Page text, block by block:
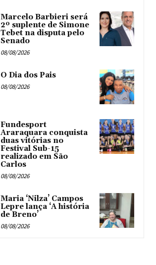
Marcelo Barbieri será
2º suplente de Simone
Tebet na disputa pelo
Senado
08/08/2026
O Dia dos Pais
08/08/2026
Fundesport
Araraquara conquista
duas vitórias no
Festival Sub-15
realizado em São
Carlos
08/08/2026
Maria ‘Nilza’ Campos
Lepre lança ‘A história
de Breno’
08/08/2026